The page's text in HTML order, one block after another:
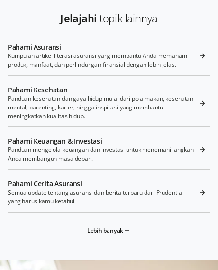
Jelajahitopik lainnya
Pahami Asuransi
Kumpulan artikel literasi asuransi yang membantu Anda memahami
produk, manfaat, dan perlindungan finansial dengan lebih jelas.
Pahami Kesehatan
Panduan kesehatan dan gaya hidup mulai dari pola makan, kesehatan
mental, parenting, karier, hingga inspirasi yang membantu
meningkatkan kualitas hidup.
Pahami Keuangan & Investasi
Panduan mengelola keuangan dan investasi untuk menemani langkah
Anda membangun masa depan.
Pahami Cerita Asuransi
Semua update tentang asuransi dan berita terbaru dari Prudential
yang harus kamu ketahui
Lebih banyak